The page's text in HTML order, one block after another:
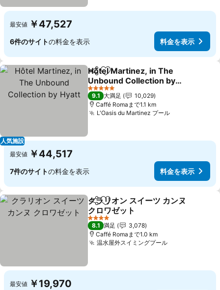
最安値 ￥47,527
6件のサイトの料金を表示 料金を表示
人気施設
シェアお気に入りに追加
Hôtel Martinez, in The
Unbound Collection by
Hyatt
料金を表示
5 ホテルのランク
9.1 大満足
10,029
Caffé Romaまで1.1 km
L'Oasis du Martinez プール料金を表示
最安値 ￥44,517
7件のサイトの料金を表示 料金を表示
シェアお気に入りに追加
クラリオン スイーツ カンヌ
クロワゼット
料金を表示
4 ホテルのランク
8.1 満足
3,078
Caffé Romaまで1.0 km
温水屋外スイミングプール料金を表示
最安値 ￥19,970